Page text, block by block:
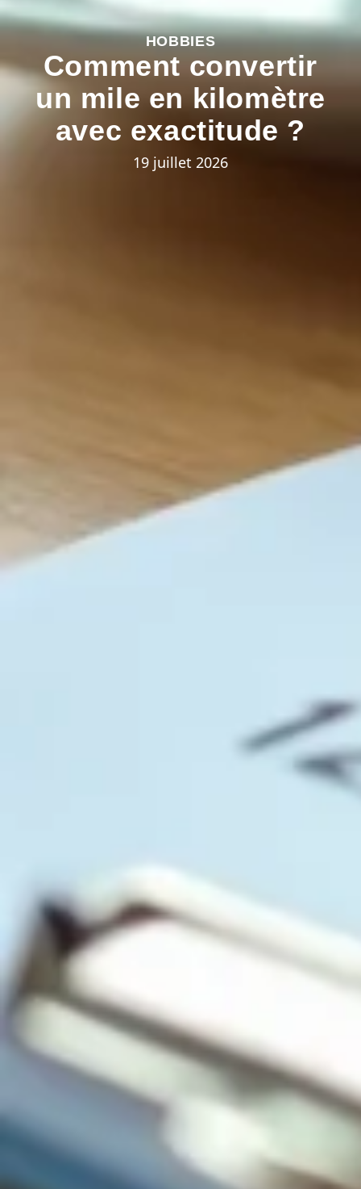
HOBBIES
Comment convertir
un mile en kilomètre
avec exactitude ?
19 juillet 2026